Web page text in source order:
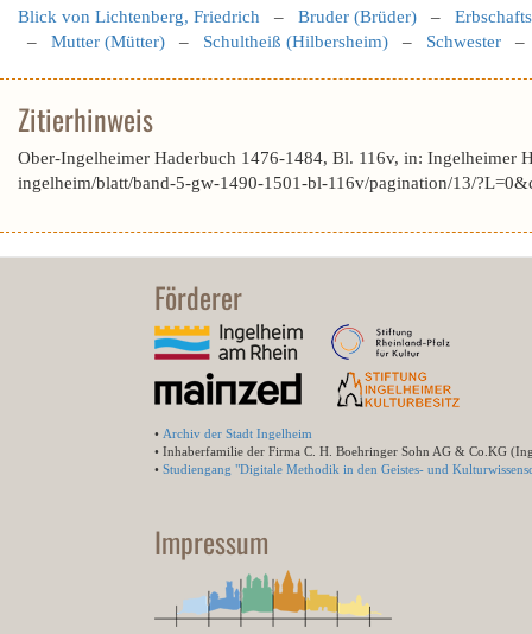
Blick von Lichtenberg, Friedrich – Bruder (Brüder) –
– Mutter (Mütter) – Schultheiß (Hilbersheim) – Schwester
Zitierhinweis
Ober-Ingelheimer Haderbuch 1476-1484, Bl. 116v, in: Ingelheimer
ingelheim/blatt/band-5-gw-1490-1501-bl-116v/pagination/13/
Förderer
• Archiv der Stadt Ingelheim
• Inhaberfamilie der Firma C. H. Boehringer Sohn AG & Co.KG
• Studiengang "Digitale Methodik in den Geistes- und
Impressum